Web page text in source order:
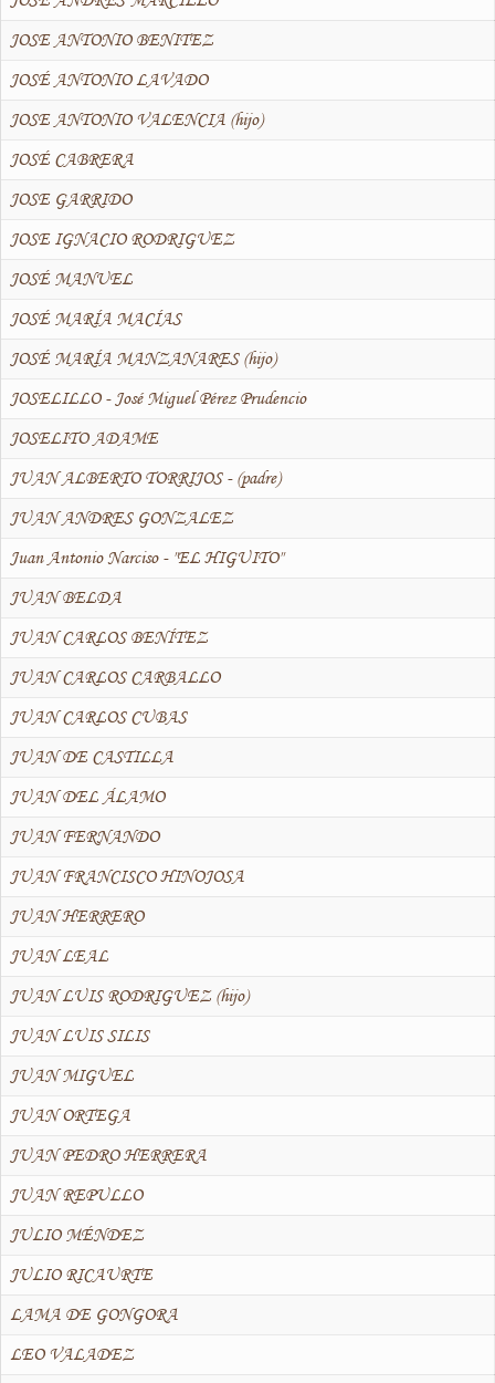
JOSE ANTONIO BENITEZ
JOSÉ ANTONIO LAVADO
JOSE ANTONIO VALENCIA (hijo)
JOSÉ CABRERA
JOSE GARRIDO
JOSE IGNACIO RODRIGUEZ
JOSÉ MANUEL
JOSÉ MARÍA MACÍAS
JOSÉ MARÍA MANZANARES (hijo)
JOSELILLO - José Miguel Pérez Prudencio
JOSELITO ADAME
JUAN ALBERTO TORRIJOS - (padre)
JUAN ANDRES GONZALEZ
Juan Antonio Narciso - "EL HIGUITO"
JUAN BELDA
JUAN CARLOS BENÍTEZ
JUAN CARLOS CARBALLO
JUAN CARLOS CUBAS
JUAN DE CASTILLA
JUAN DEL ÁLAMO
JUAN FERNANDO
JUAN FRANCISCO HINOJOSA
JUAN HERRERO
JUAN LEAL
JUAN LUIS RODRIGUEZ (hijo)
JUAN LUIS SILIS
JUAN MIGUEL
JUAN ORTEGA
JUAN PEDRO HERRERA
JUAN REPULLO
JULIO MÉNDEZ
JULIO RICAURTE
LAMA DE GONGORA
LEO VALADEZ